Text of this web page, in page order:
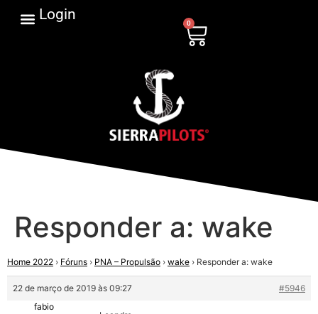
Login
0
Responder a: wake
Home 2022 › Fóruns › PNA – Propulsão › wake › Responder a: wake
22 de março de 2019 às 09:27
#5946
fabio